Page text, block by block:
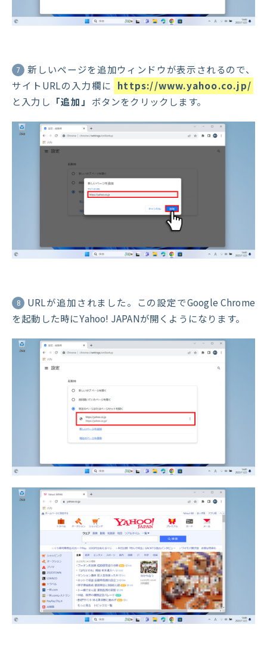
7
新しいページを追加ウィンドウが表示されるので、
サイトURLの入力欄に https://www.yahoo.co.jp/
と入力し 「追加」 ボタンをクリックします。
8
URLが追加されました。この設定でGoogle Chrome
を起動した時にYahoo! JAPANが開くようになります。